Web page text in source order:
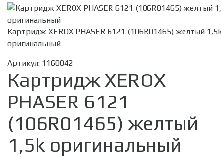
Картридж XEROX PHASER 6121 (106R01465) желтый
оригинальный
Артикул: 1160042
Картридж XEROX
PHASER 6121
(106R01465) желтый
1,5k оригинальный